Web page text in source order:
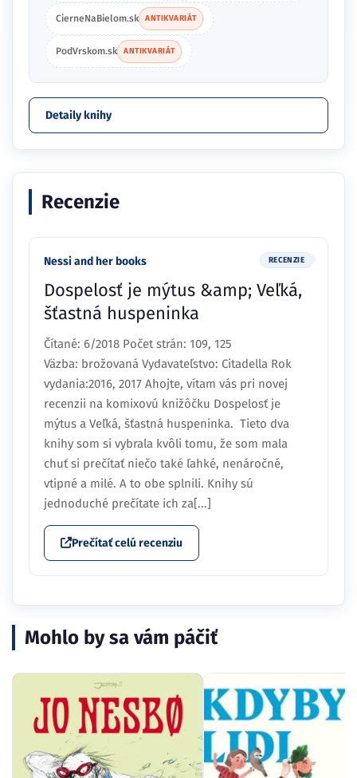
CierneNaBielom.sk ANTIKVARIÁT
PodVrskom.sk ANTIKVARIÁT
Detaily knihy
Recenzie
Nessi and her books RECENZIE
Dospelosť je mýtus &amp; Veľká,
šťastná huspeninka
Čítané: 6/2018 Počet strán: 109, 125
Väzba: brožovaná Vydavateľstvo: Citadella Rok
vydania:2016, 2017 Ahojte, vítam vás pri novej
recenzii na komixovú knižôčku Dospelosť je
mýtus a Veľká, šťastná huspeninka. Tieto dva
knihy som si vybrala kvôli tomu, že som mala
chuť si prečítať niečo také ľahké, nenáročné,
vtipné a milé. A to obe splnili. Knihy sú
jednoduché prečítate ich za[...]
Prečítať celú recenziu
Mohlo by sa vám páčiť